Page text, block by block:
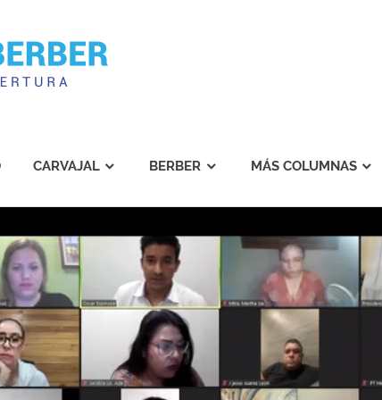
CARVAJAL BERBER MÁS COLUMNAS